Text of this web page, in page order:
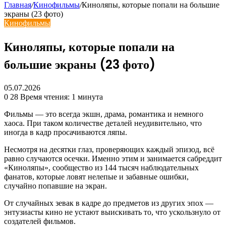
Главная/Кинофильмы/Киноляпы, которые попали на большие
экраны (23 фото)
Кинофильмы
Киноляпы, которые попали на
большие экраны (23 фото)
05.07.2026
0 28 Время чтения: 1 минута
Фильмы — это всегда экшн, драма, романтика и немного
хаоса. При таком количестве деталей неудивительно, что
иногда в кадр просачиваются ляпы.
Несмотря на десятки глаз, проверяющих каждый эпизод, всё
равно случаются осечки. Именно этим и занимается сабреддит
«Киноляпы», сообщество из 144 тысяч наблюдательных
фанатов, которые ловят нелепые и забавные ошибки,
случайно попавшие на экран.
От случайных зевак в кадре до предметов из других эпох —
энтузиасты кино не устают выискивать то, что ускользнуло от
создателей фильмов.